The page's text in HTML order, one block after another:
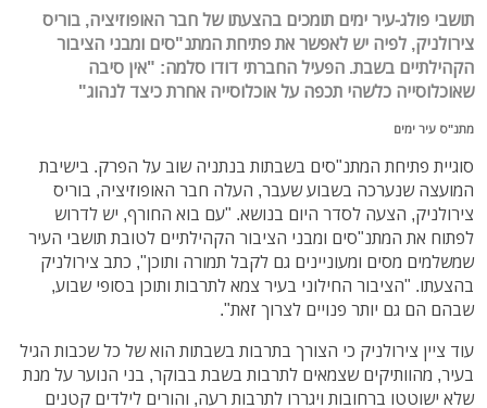
תושבי פולג-עיר ימים תומכים בהצעתו של חבר האופוזיציה, בוריס
צירולניק, לפיה יש לאפשר את פתיחת המתנ"סים ומבני הציבור
הקהילתיים בשבת. הפעיל החברתי דודו סלמה: "אין סיבה
שאוכלוסייה כלשהי תכפה על אוכלוסייה אחרת כיצד לנהוג"
מתנ"ס עיר ימים
סוגיית פתיחת המתנ"סים בשבתות בנתניה שוב על הפרק. בישיבת
המועצה שנערכה בשבוע שעבר, העלה חבר האופוזיציה, בוריס
צירולניק, הצעה לסדר היום בנושא. "עם בוא החורף, יש לדרוש
לפתוח את המתנ"סים ומבני הציבור הקהילתיים לטובת תושבי העיר
שמשלמים מסים ומעוניינים גם לקבל תמורה ותוכן", כתב צירולניק
בהצעתו. "הציבור החילוני בעיר צמא לתרבות ותוכן בסופי שבוע,
שבהם הם גם יותר פנויים לצרוך זאת".
עוד ציין צירולניק כי הצורך בתרבות בשבתות הוא של כל שכבות הגיל
בעיר, מהוותיקים שצמאים לתרבות בשבת בבוקר, בני הנוער על מנת
שלא ישוטטו ברחובות ויגררו לתרבות רעה, והורים לילדים קטנים